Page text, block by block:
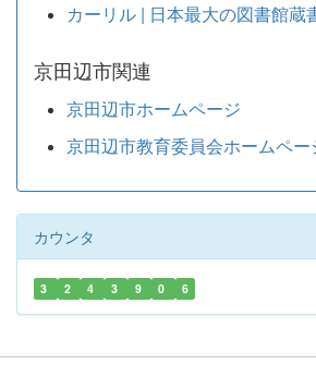
カーリル | 日本最大の図書館蔵
京田辺市関連
京田辺市ホームページ
京田辺市教育委員会ホームペー
カウンタ
3 2 4 3 9 0 6